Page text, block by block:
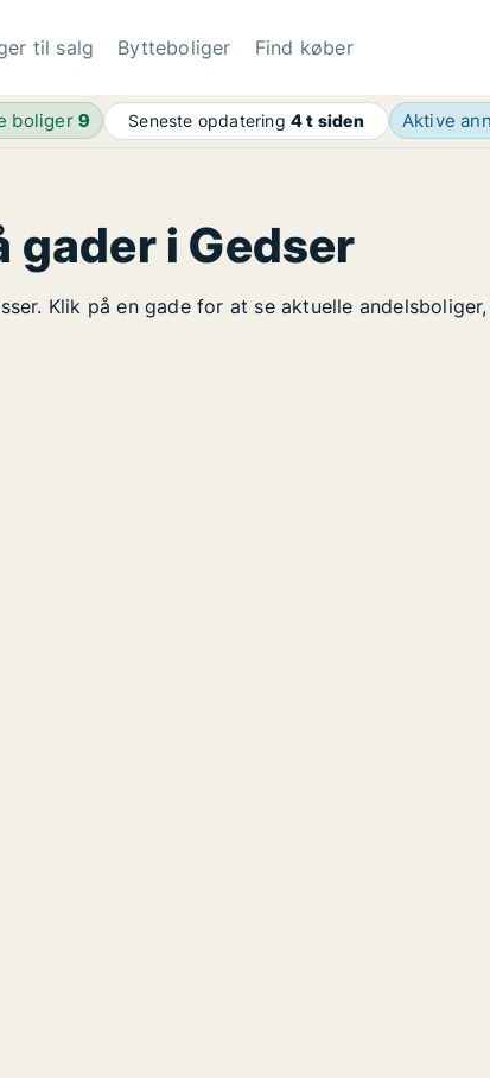
til salg Bytteboliger Find køber
boliger9 Seneste opdatering4 t siden Aktive
gader i Gedser
Klik på en gade for at se aktuelle